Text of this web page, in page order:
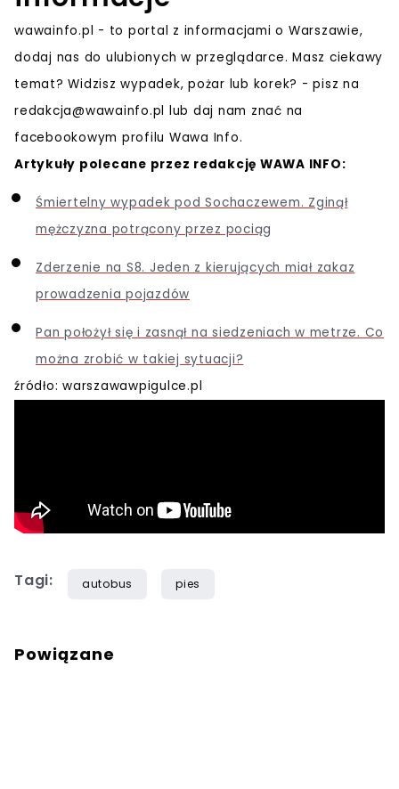
wawainfo.pl - to portal z informacjami o Warszawie,
dodaj nas do ulubionych w przeglądarce. Masz ciekawy
temat? Widzisz wypadek, pożar lub korek? - pisz na
redakcja@wawainfo.pl lub daj nam znać na
facebookowym profilu Wawa Info.
Artykuły polecane przez redakcję WAWA INFO:
Śmiertelny wypadek pod Sochaczewem. Zginął
mężczyzna potrącony przez pociąg
Zderzenie na S8. Jeden z kierujących miał zakaz
prowadzenia pojazdów
Pan położył się i zasnął na siedzeniach w metrze. Co
można zrobić w takiej sytuacji?
źródło: warszawawpigulce.pl
Tagi: autobus pies
Powiązane